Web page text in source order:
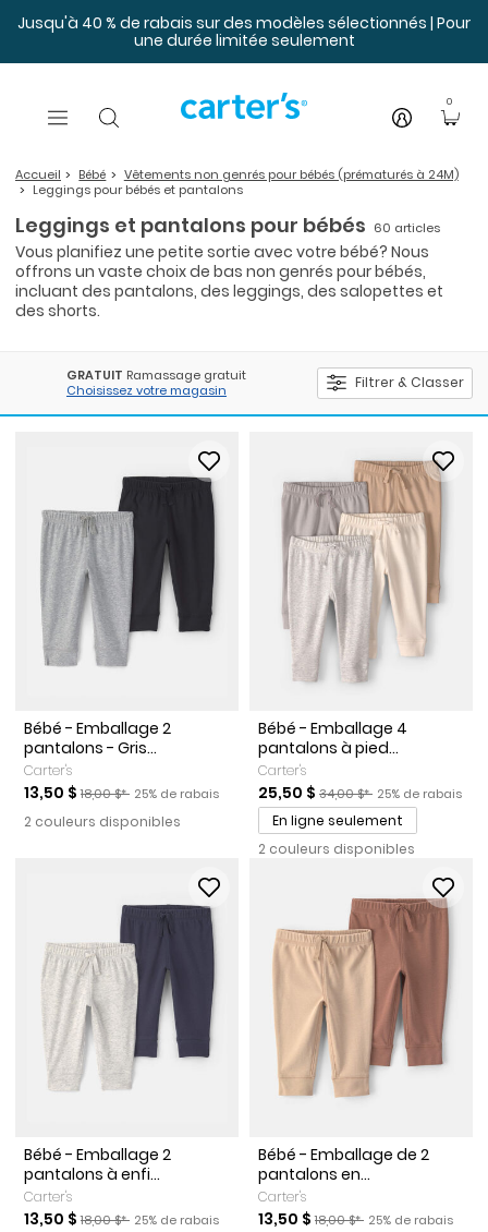
Jusqu'à 40 % de rabais sur des modèles sélectionnés | Pour
une durée limitée seulement
0
Accueil Bébé
Vêtements non genrés pour bébés (prématurés à 24M)
Leggings pour bébés et pantalons
Leggings et pantalons pour bébés 60 articles
Vous planifiez une petite sortie avec votre bébé? Nous
offrons un vaste choix de bas non genrés pour bébés,
incluant des pantalons, des leggings, des salopettes et
des shorts.
GRATUIT Ramassage gratuit
Choisissez votre magasin
Filtrer & Classer
Bébé - Emballage 2
pantalons - Gris...
Carter's
Prix de solde
13,50 $Prix ​​de détail suggéré par le fabricant
18,00 $* Pourcentage de rabais
25% de rabais
2 couleurs disponibles
Bébé - Emballage 4
pantalons à pied...
Carter's
Prix de solde
25,50 $ Prix ​​de détail suggéré par
34,00 $* Pourcentage de
25% de rabais
En ligne seulement
2 couleurs disponibles
Bébé - Emballage 2
pantalons à enfi...
Carter's
Prix de solde
13,50 $Prix ​​de détail suggéré par le fabricant
18,00 $* Pourcentage de rabais
25% de rabais
Bébé - Emballage de 2
pantalons en...
Carter's
Prix de solde
13,50 $Prix ​​de détail suggéré par
18,00 $* Pourcentage de
25% de rabais